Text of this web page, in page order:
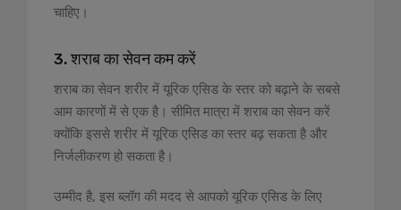
चाहिए।
3. शराब का सेवन कम करें
शराब का सेवन शरीर में यूरिक एसिड के स्तर को बढ़ाने के सबसे
आम कारणों में से एक है। सीमित मात्रा में शराब का सेवन करें
क्योंकि इससे शरीर में यूरिक एसिड का स्तर बढ़ सकता है और
निर्जलीकरण हो सकता है।
उम्मीद है, इस ब्लॉग की मदद से आपको यूरिक एसिड के लिए